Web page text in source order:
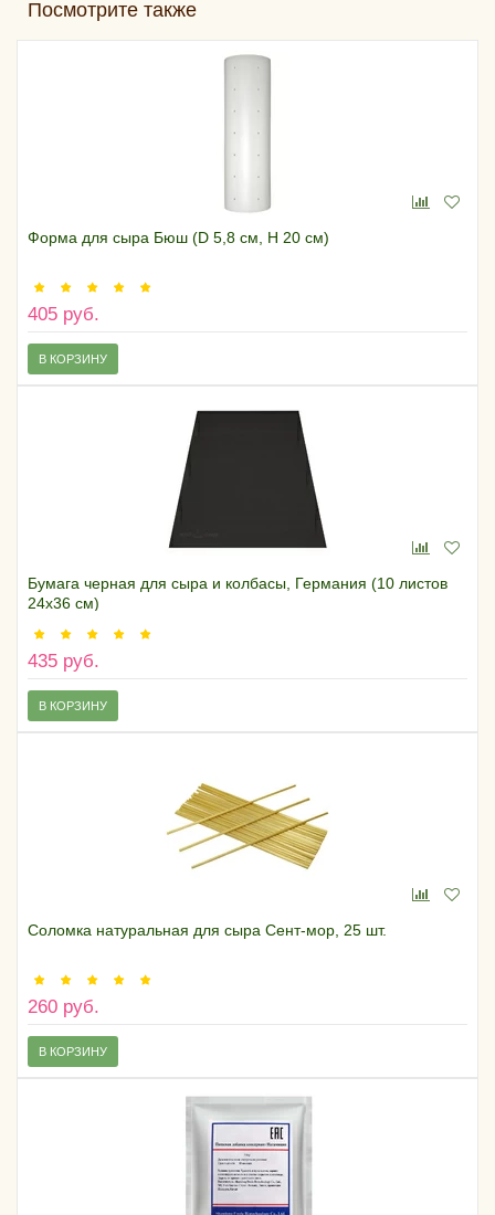
Посмотрите также
Форма для сыра Бюш (D 5,8 см, H 20 см)
405 руб.
В КОРЗИНУ
Бумага черная для сыра и колбасы, Германия (10 листов
24х36 см)
435 руб.
В КОРЗИНУ
Соломка натуральная для сыра Сент-мор, 25 шт.
260 руб.
В КОРЗИНУ